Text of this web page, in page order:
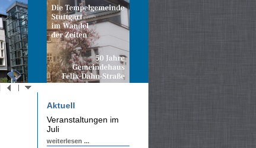
Aktuell
Veranstaltungen im
Juli
weiterlesen ...